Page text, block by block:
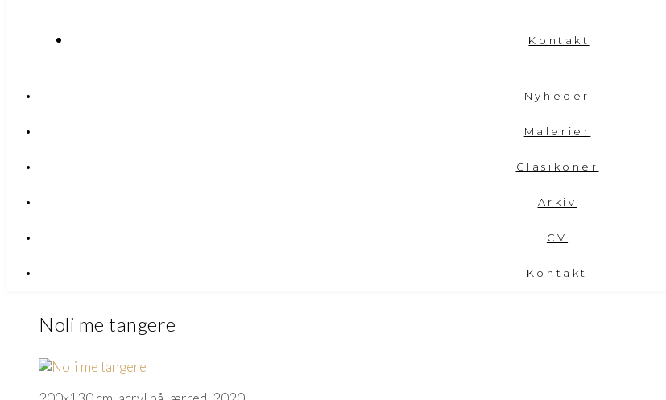
Kontakt
Nyheder
Malerier
Glasikoner
Arkiv
CV
Kontakt
Noli me tangere